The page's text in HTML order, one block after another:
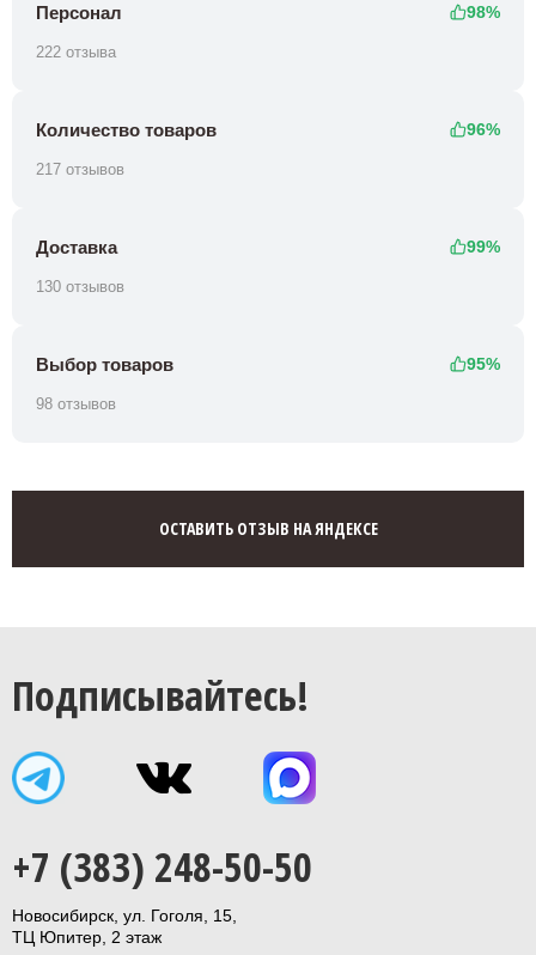
Персонал 98%
222 отзыва
Количество товаров 96%
217 отзывов
Доставка 99%
130 отзывов
Выбор товаров 95%
98 отзывов
ОСТАВИТЬ ОТЗЫВ НА ЯНДЕКСЕ
Подписывайтесь!
+7 (383) 248-50-50
Новосибирск, ул. Гоголя, 15,
ТЦ Юпитер, 2 этаж